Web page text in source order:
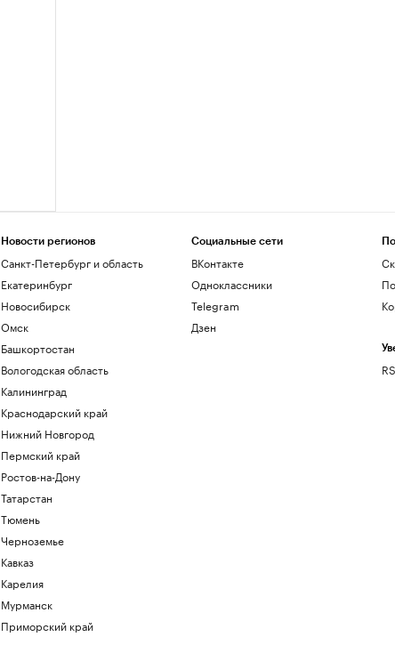
Новости регионов
Санкт-Петербург и область
Екатеринбург
Новосибирск
Омск
Башкортостан
Вологодская область
Калининград
Краснодарский край
Нижний Новгород
Пермский край
Ростов-на-Дону
Татарстан
Тюмень
Черноземье
Кавказ
Карелия
Мурманск
Приморский край
Социальные сети
ВКонтакте
Одноклассники
Telegram
Дзен